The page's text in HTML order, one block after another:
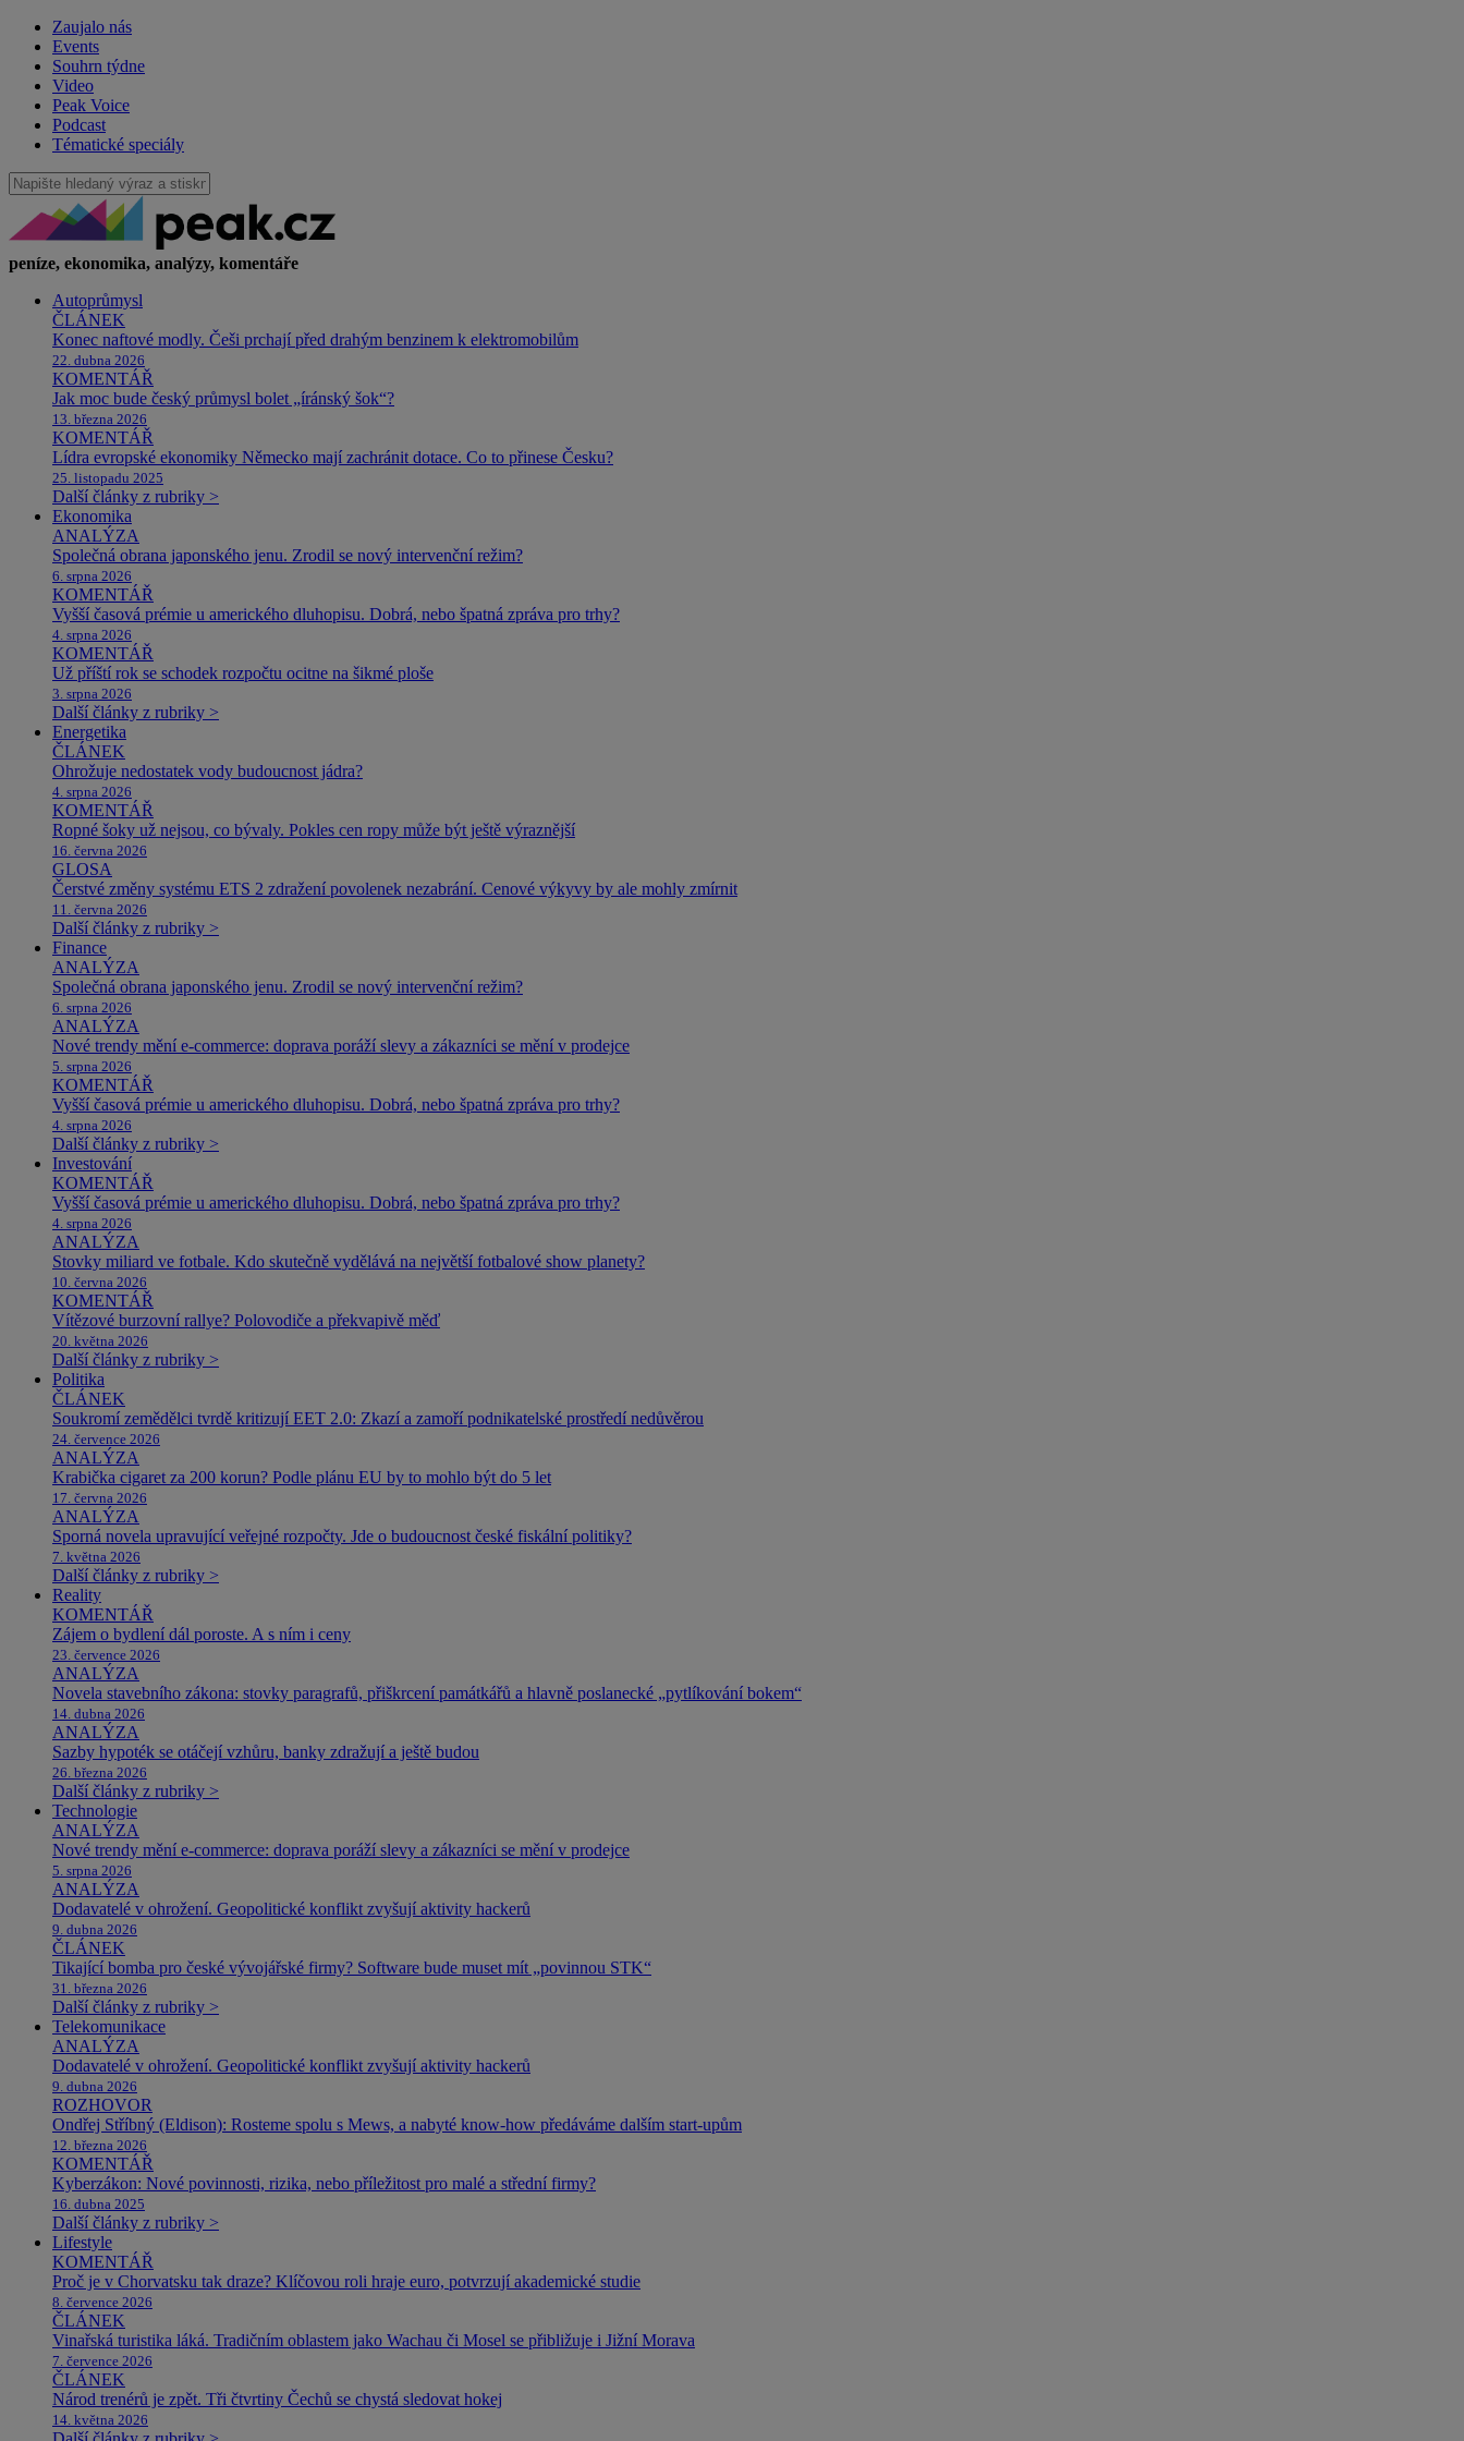
Zaujalo nás
Events
Souhrn týdne
Video
Peak Voice
Podcast
Tématické speciály
peníze, ekonomika, analýzy, komentáře
Autoprůmysl
ČLÁNEK
Konec naftové modly. Češi prchají před drahým benzinem k elektromobilům
22. dubna 2026
KOMENTÁŘ
Jak moc bude český průmysl bolet „íránský šok“?
13. března 2026
KOMENTÁŘ
Lídra evropské ekonomiky Německo mají zachránit dotace. Co to přinese Česku?
25. listopadu 2025
Další články z rubriky >
Ekonomika
ANALÝZA
Společná obrana japonského jenu. Zrodil se nový intervenční režim?
6. srpna 2026
KOMENTÁŘ
Vyšší časová prémie u amerického dluhopisu. Dobrá, nebo špatná zpráva pro trhy?
4. srpna 2026
KOMENTÁŘ
Už příští rok se schodek rozpočtu ocitne na šikmé ploše
3. srpna 2026
Další články z rubriky >
Energetika
ČLÁNEK
Ohrožuje nedostatek vody budoucnost jádra?
4. srpna 2026
KOMENTÁŘ
Ropné šoky už nejsou, co bývaly. Pokles cen ropy může být ještě výraznější
16. června 2026
GLOSA
Čerstvé změny systému ETS 2 zdražení povolenek nezabrání. Cenové výkyvy by ale mohly zmírnit
11. června 2026
Další články z rubriky >
Finance
ANALÝZA
Společná obrana japonského jenu. Zrodil se nový intervenční režim?
6. srpna 2026
ANALÝZA
Nové trendy mění e-commerce: doprava poráží slevy a zákazníci se mění v prodejce
5. srpna 2026
KOMENTÁŘ
Vyšší časová prémie u amerického dluhopisu. Dobrá, nebo špatná zpráva pro trhy?
4. srpna 2026
Další články z rubriky >
Investování
KOMENTÁŘ
Vyšší časová prémie u amerického dluhopisu. Dobrá, nebo špatná zpráva pro trhy?
4. srpna 2026
ANALÝZA
Stovky miliard ve fotbale. Kdo skutečně vydělává na největší fotbalové show planety?
10. června 2026
KOMENTÁŘ
Vítězové burzovní rallye? Polovodiče a překvapivě měď
20. května 2026
Další články z rubriky >
Politika
ČLÁNEK
Soukromí zemědělci tvrdě kritizují EET 2.0: Zkazí a zamoří podnikatelské prostředí nedůvěrou
24. července 2026
ANALÝZA
Krabička cigaret za 200 korun? Podle plánu EU by to mohlo být do 5 let
17. června 2026
ANALÝZA
Sporná novela upravující veřejné rozpočty. Jde o budoucnost české fiskální politiky?
7. května 2026
Další články z rubriky >
Reality
KOMENTÁŘ
Zájem o bydlení dál poroste. A s ním i ceny
23. července 2026
ANALÝZA
Novela stavebního zákona: stovky paragrafů, přiškrcení památkářů a hlavně poslanecké „pytlíkování bokem“
14. dubna 2026
ANALÝZA
Sazby hypoték se otáčejí vzhůru, banky zdražují a ještě budou
26. března 2026
Další články z rubriky >
Technologie
ANALÝZA
Nové trendy mění e-commerce: doprava poráží slevy a zákazníci se mění v prodejce
5. srpna 2026
ANALÝZA
Dodavatelé v ohrožení. Geopolitické konflikt zvyšují aktivity hackerů
9. dubna 2026
ČLÁNEK
Tikající bomba pro české vývojářské firmy? Software bude muset mít „povinnou STK“
31. března 2026
Další články z rubriky >
Telekomunikace
ANALÝZA
Dodavatelé v ohrožení. Geopolitické konflikt zvyšují aktivity hackerů
9. dubna 2026
ROZHOVOR
Ondřej Stříbný (Eldison): Rosteme spolu s Mews, a nabyté know-how předáváme dalším start-upům
12. března 2026
KOMENTÁŘ
Kyberzákon: Nové povinnosti, rizika, nebo příležitost pro malé a střední firmy?
16. dubna 2025
Další články z rubriky >
Lifestyle
KOMENTÁŘ
Proč je v Chorvatsku tak draze? Klíčovou roli hraje euro, potvrzují akademické studie
8. července 2026
ČLÁNEK
Vinařská turistika láká. Tradičním oblastem jako Wachau či Mosel se přibližuje i Jižní Morava
7. července 2026
ČLÁNEK
Národ trenérů je zpět. Tři čtvrtiny Čechů se chystá sledovat hokej
14. května 2026